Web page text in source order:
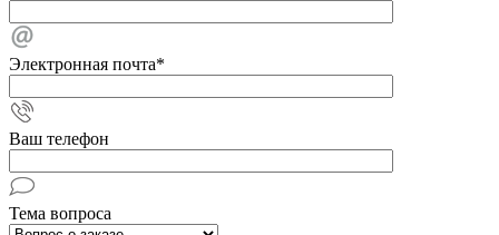
Электронная почта*
Ваш телефон
Тема вопроса